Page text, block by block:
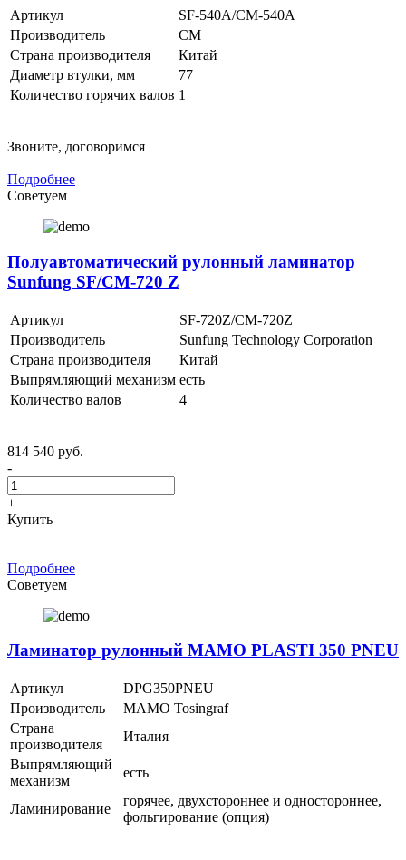
Артикул
SF-540A/CM-540A
Производитель
CM
Страна производителя
Китай
Диаметр втулки, мм
77
Количество горячих валов 1
Звоните, договоримся
Подробнее
Советуем
Полуавтоматический рулонный ламинатор
Sunfung SF/CM-720 Z
Артикул
SF-720Z/CM-720Z
Производитель
Sunfung Technology Corporation
Страна производителя
Китай
Выпрямляющий механизм есть
Количество валов
4
814 540 руб.
-
+
Купить
Подробнее
Советуем
Ламинатор рулонный MAMO PLASTI 350 PNEU
Артикул
DPG350PNEU
Производитель
MAMO Tosingraf
Страна
производителя
Италия
Выпрямляющий
механизм
есть
Ламинирование
горячее, двухстороннее и одностороннее,
фольгирование (опция)